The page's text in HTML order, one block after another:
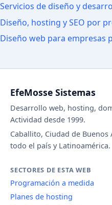
Servicios de diseño y
Diseño, hosting y SEO por
Diseño web para empresas
EfeMosse Sistemas
Desarrollo web, hosting,
Actividad desde 1999.
Caballito, Ciudad de Buenos
todo el país y Latinoamérica.
SECTORES DE ESTA WEB
Programación a medida
Planes de hosting